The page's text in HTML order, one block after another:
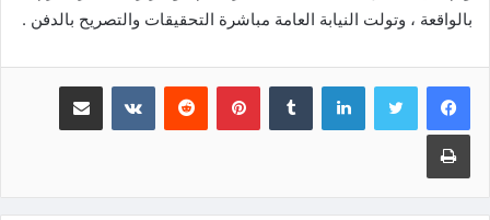
بالواقعة ، وتولت النيابة العامة مباشرة التحقيقات والتصريح بالدفن .
لينكدإن بينتيريست